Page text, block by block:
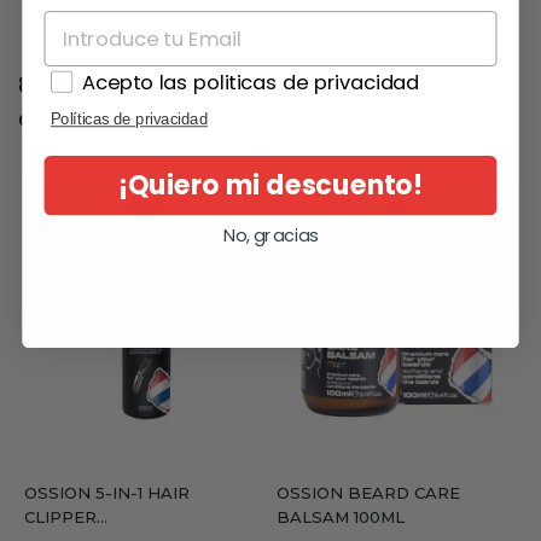
8 otros productos en la misma
categoría:
OSSION 5-IN-1 HAIR
CLIPPER...
OSSION BEARD CARE
BALSAM 100ML
Acepto las politicas de privacidad
Políticas de privacidad
¡Quiero mi descuento!
No, gracias